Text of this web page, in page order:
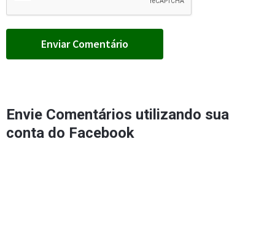
Envie Comentários utilizando sua
conta do Facebook